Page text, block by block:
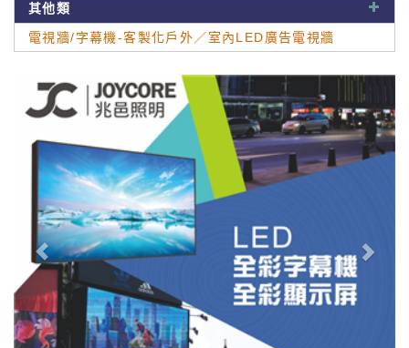
其他類
電視牆/字幕機-客製化戶外／室內LED廣告電視牆